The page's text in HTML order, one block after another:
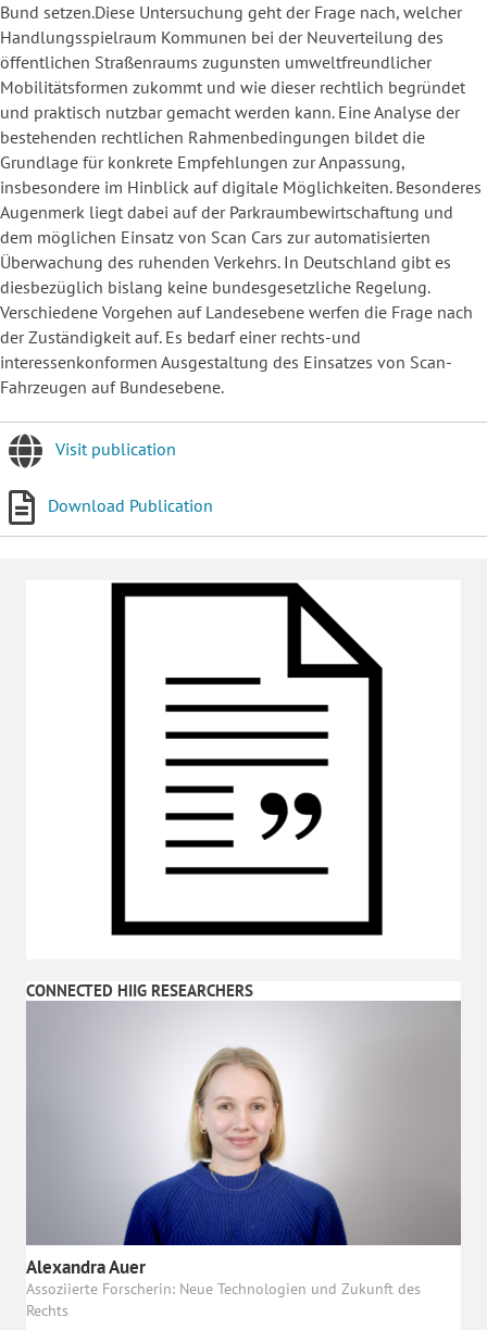
Bund setzen.Diese Untersuchung geht der Frage nach, welcher
Handlungsspielraum Kommunen bei der Neuverteilung des
öffentlichen Straßenraums zugunsten umweltfreundlicher
Mobilitätsformen zukommt und wie dieser rechtlich begründet
und praktisch nutzbar gemacht werden kann. Eine Analyse der
bestehenden rechtlichen Rahmenbedingungen bildet die
Grundlage für konkrete Empfehlungen zur Anpassung,
insbesondere im Hinblick auf digitale Möglichkeiten. Besonderes
Augenmerk liegt dabei auf der Parkraumbewirtschaftung und
dem möglichen Einsatz von Scan Cars zur automatisierten
Überwachung des ruhenden Verkehrs. In Deutschland gibt es
diesbezüglich bislang keine bundesgesetzliche Regelung.
Verschiedene Vorgehen auf Landesebene werfen die Frage nach
der Zuständigkeit auf. Es bedarf einer rechts-und
interessenkonformen Ausgestaltung des Einsatzes von Scan-
Fahrzeugen auf Bundesebene.
Visit publication
Download Publication
CONNECTED HIIG RESEARCHERS
Alexandra Auer
Assoziierte Forscherin: Neue Technologien und Zukunft des
Rechts